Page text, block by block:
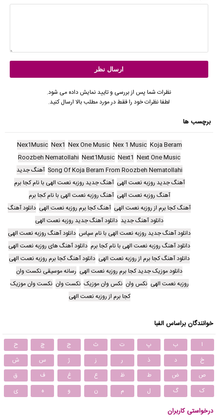
نظرات شما پس از بررسی و تایید نمایش داده می شود.
لطفا نظرات خود را فقط در مورد مطلب بالا ارسال کنید.
برچسب ها
Koja Beram
Nex 1 Music
Nex One Music
Nex1
Nex1Music
Next One Music
Next1
Next1Music
Roozbeh Nematollahi
Song Of Koja Beram From Roozbeh Nematollahi آهنگ جدید
آهنگ جدید روزبه نعمت الهی آهنگ جدید روزبه نعمت الهی با نام کجا برم
آهنگ روزبه نعمت الهی آهنگ روزبه نعمت الهی با نام کجا برم
آهنگ کجا برم از روزبه نعمت الهی آهنگ کجا برم روزبه نعمت الهی دانلود آهنگ
دانلود آهنگ جدید دانلود آهنگ جدید روزبه نعمت الهی
دانلود آهنگ جدید روزبه نعمت الهی با نام سپاس دانلود آهنگ روزبه نعمت الهی
دانلود آهنگ روزبه نعمت الهی با نام کجا برم دانلود آهنگ های روزبه نعمت الهی
دانلود آهنگ کجا برم از روزبه نعمت الهی دانلود آهنگ کجا برم روزبه نعمت الهی
دانلود موزیک جدید کجا برم روزبه نعمت الهی رسانه موسیقی نکست وان
روزبه نعمت الهی نکس وان نکس وان موزیک نکست وان نکست وان موزیک
کجا برم از روزبه نعمت الهی
خوانندگان براساس الفبا
ا ب پ ت ث ج چ
ح
خ
د ذ ر ز ژ س
ش
ص
ض ط ظ ع غ ف
ق
ک
گ ل م ن و ه ی
درخواستی کاربران